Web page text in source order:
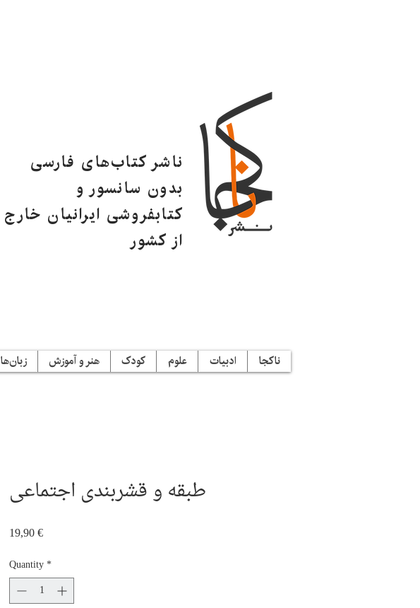
ناشر کتاب‌های فارسی
بدون سانسور و
کتابفروشی ایرانیان خارج
از کشور
ناکجا ادبیات علوم کودک هنر و آموزش زبان‌ها
طبقه و قشربندی اجتماعی
19,90 €Price
Quantity*